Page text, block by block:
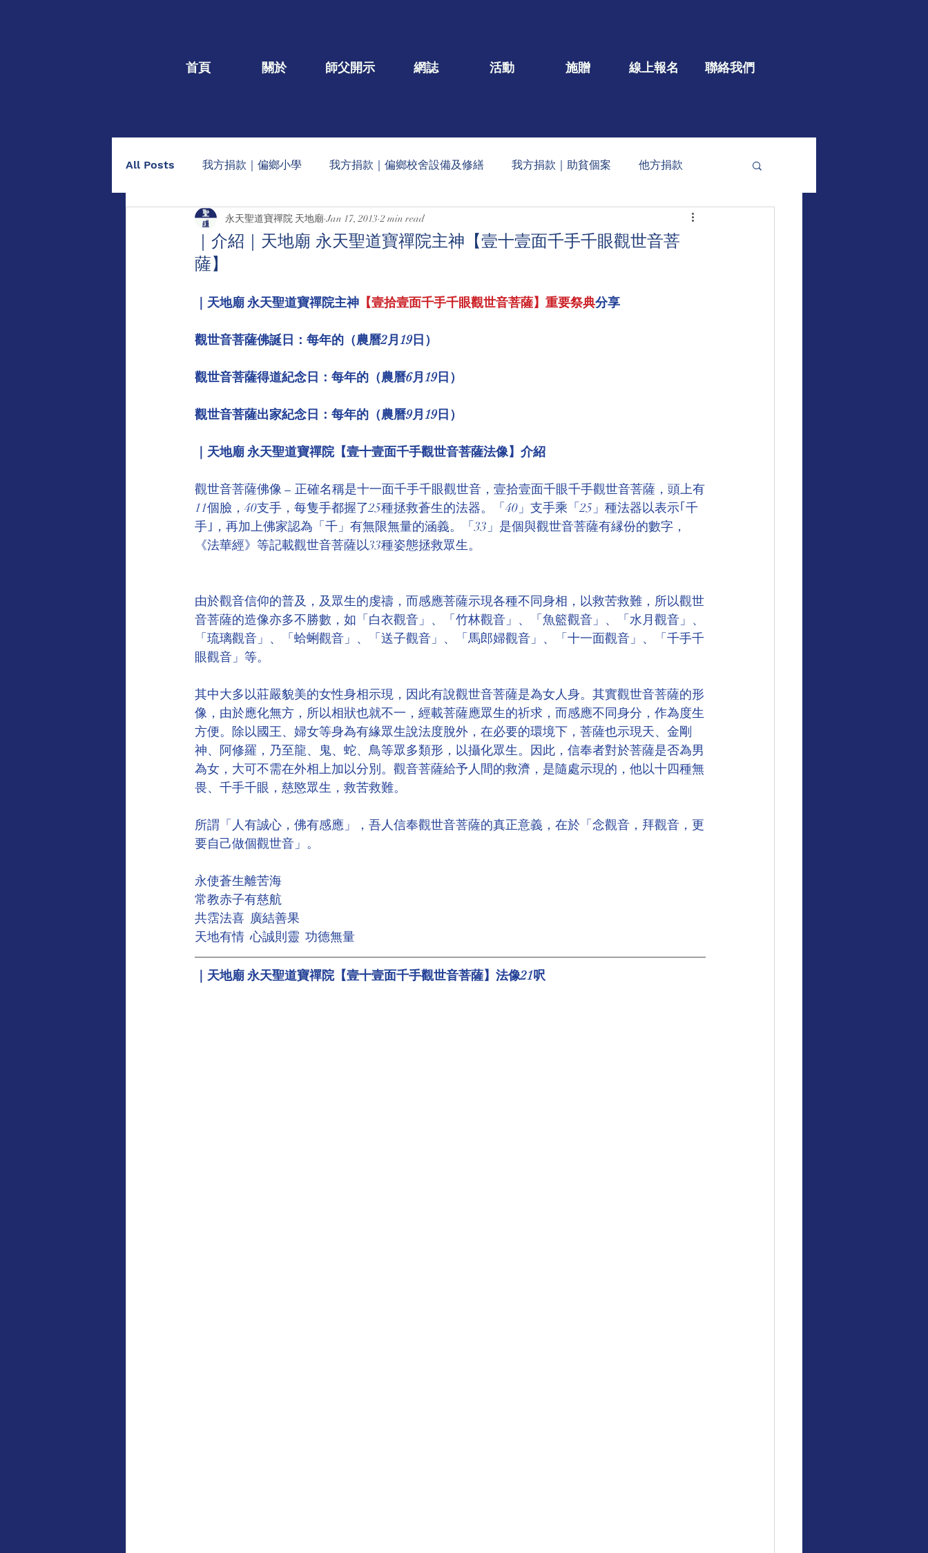
首頁 關於 師父開示 網誌 活動 施贈 線上報名 聯絡我們
All Posts 我方捐款｜偏鄉小學 我方捐款｜偏鄉校舍設備及修繕 我方捐款｜助貧個案 他方捐款
我方捐款｜個人個案 捐棺一口/大德名單公告 每月定期收到的捐款公告 大型公益
助印佛經手抄本
感謝專欄（受款方/學校致意） 環境介紹 壇院規則/玄人公告
地藏王菩薩慈悲言 觀世音菩薩慈悲言
｜介紹｜天地廟 永天聖道寶禪院主神【壹十壹面千手千眼觀世音菩
薩】
永天聖道寶禪院 天地廟 Jan 17, 2013 2 min read
｜天地廟 永天聖道寶禪院主神 【壹拾壹面千手千眼觀世音菩薩】重要祭典分享
觀世音菩薩佛誕日：每年的（農曆2月19日）
觀世音菩薩得道紀念日：每年的（農曆6月19日）
觀世音菩薩出家紀念日：每年的（農曆9月19日）
｜天地廟 永天聖道寶禪院【壹十壹面千手觀世音菩薩法像】介紹
觀世音菩薩佛像 − 正確名稱是十一面千手千眼觀世音，壹拾壹面千眼千手觀世音菩薩，頭上有
11個臉，40支手，每隻手都握了25種拯救蒼生的法器。「40」支手乘「25」種法器以表示｢千
手｣，再加上佛家認為「千」有無限無量的涵義。「33」是個與觀世音菩薩有縁份的數字，
《法華經》等記載觀世音菩薩以33種姿態拯救眾生。
由於觀音信仰的普及，及眾生的虔禱，而感應菩薩示現各種不同身相，以救苦救難，所以觀世
音菩薩的造像亦多不勝數，如「白衣觀音」、「竹林觀音」、「魚籃觀音」、「水月觀音」、
「琉璃觀音」、「蛤蜊觀音」、「送子觀音」、「馬郎婦觀音」、「十一面觀音」、「千手千
眼觀音」等。
其中大多以莊嚴貌美的女性身相示現，因此有說觀世音菩薩是為女人身。其實觀世音菩薩的形
像，由於應化無方，所以相狀也就不一，經載菩薩應眾生的祈求，而感應不同身分，作為度生
方便。除以國王、婦女等身為有緣眾生說法度脫外，在必要的環境下，菩薩也示現天、金剛
神、阿修羅，乃至龍、鬼、蛇、鳥等眾多類形，以攝化眾生。因此，信奉者對於菩薩是否為男
為女，大可不需在外相上加以分別。觀音菩薩給予人間的救濟，是隨處示現的，他以十四種無
畏、千手千眼，慈愍眾生，救苦救難。
所謂「人有誠心，佛有感應」，吾人信奉觀世音菩薩的真正意義，在於「念觀音，拜觀音，更
要自己做個觀世音」。
永使蒼生離苦海
常教赤子有慈航
共霑法喜  廣結善果
天地有情  心誠則靈  功德無量
｜天地廟 永天聖道寶禪院【壹十壹面千手觀世音菩薩】法像21呎